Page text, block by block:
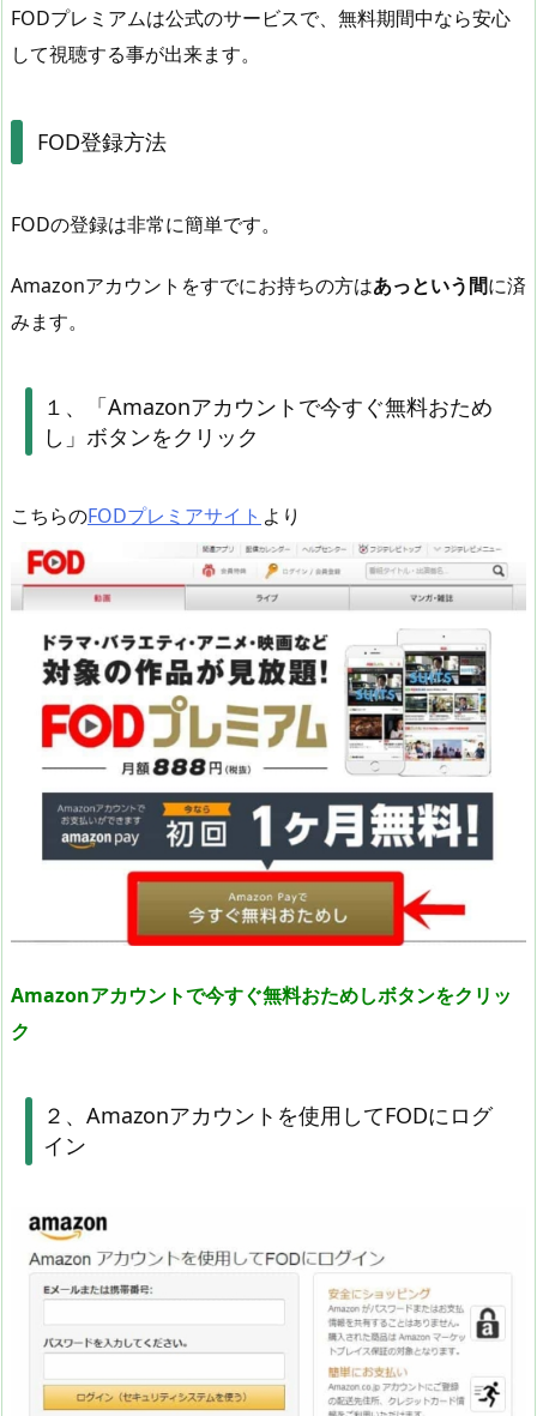
FODプレミアムは公式のサービスで、無料期間中なら安心
して視聴する事が出来ます。
FOD登録方法
FODの登録は非常に簡単です。
Amazonアカウントをすでにお持ちの方はあっという間に済
みます。
１、「Amazonアカウントで今すぐ無料おため
し」ボタンをクリック
こちらのFODプレミアサイト より
Amazonアカウントで今すぐ無料おためしボタンをクリッ
ク
２、Amazonアカウントを使用してFODにログ
イン